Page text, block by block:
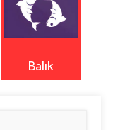
Balık